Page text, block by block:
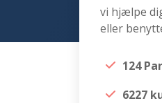
vi hjælpe
eller
124
6227